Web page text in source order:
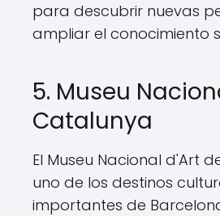
para descubrir nuevas
ampliar el conocimiento
5. Museu
Catalunya
El Museu Nacional d'Art
uno de los destinos
importantes de